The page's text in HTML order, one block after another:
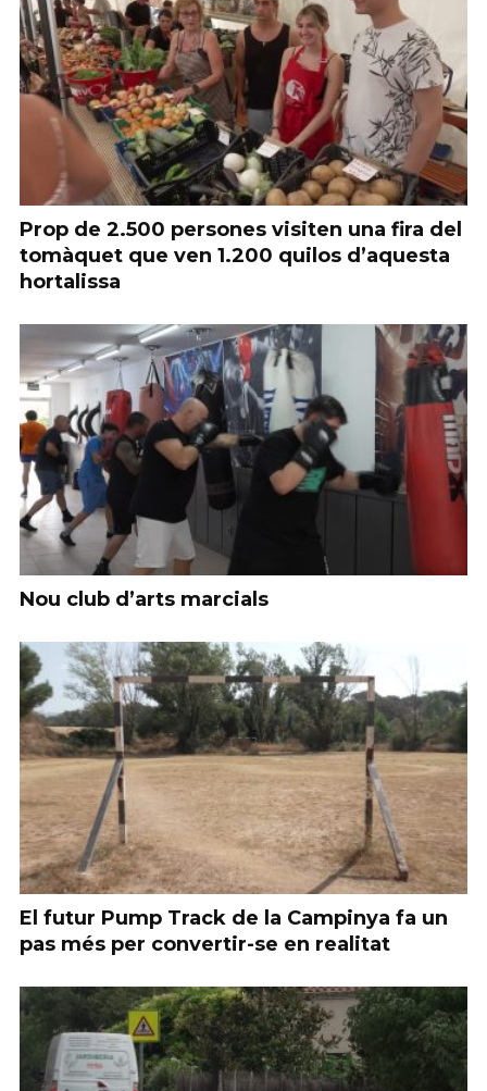
Prop de 2.500 persones visiten una fira del
tomàquet que ven 1.200 quilos d’aquesta
hortalissa
Nou club d’arts marcials
El futur Pump Track de la Campinya fa un
pas més per convertir-se en realitat